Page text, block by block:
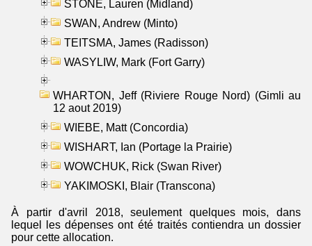
STONE, Lauren (Midland)
SWAN, Andrew (Minto)
TEITSMA, James (Radisson)
WASYLIW, Mark (Fort Garry)
WHARTON, Jeff (Riviere Rouge Nord) (Gimli au
12 aout 2019)
WIEBE, Matt (Concordia)
WISHART, Ian (Portage la Prairie)
WOWCHUK, Rick (Swan River)
YAKIMOSKI, Blair (Transcona)
À partir d'avril 2018, seulement quelques mois, dans
lequel les dépenses ont été traités contiendra un dossier
pour cette allocation.